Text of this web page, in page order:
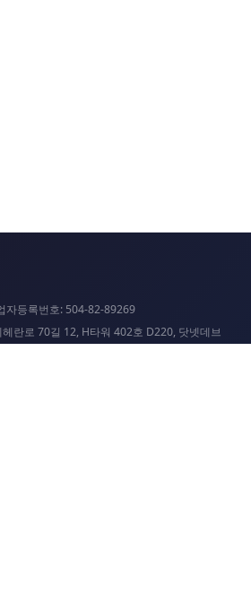
등록번호: 504-82-89269
란로 70길 12, H타워 402호 D220, 닷넷데브